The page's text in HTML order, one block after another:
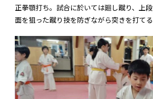
正拳顎打ち。試合に於いては廻し蹴り、上
面を狙った蹴り技を防ぎながら突きを打てる